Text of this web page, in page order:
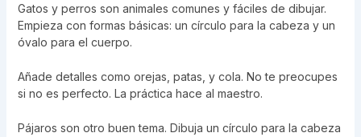
Gatos y perros son animales comunes y fáciles de dibujar.
Empieza con formas básicas: un círculo para la cabeza y un
óvalo para el cuerpo.
Añade detalles como orejas, patas, y cola. No te preocupes
si no es perfecto. La práctica hace al maestro.
Pájaros son otro buen tema. Dibuja un círculo para la cabeza